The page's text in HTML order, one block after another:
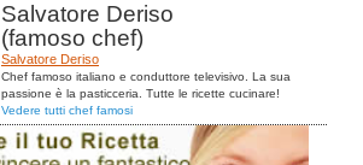
Salvatore Deriso
(famoso chef)
Salvatore Deriso
Chef famoso italiano e conduttore televisivo. La sua
passione è la pasticceria. Tutte le ricette cucinare!
Vedere tutti chef famosi